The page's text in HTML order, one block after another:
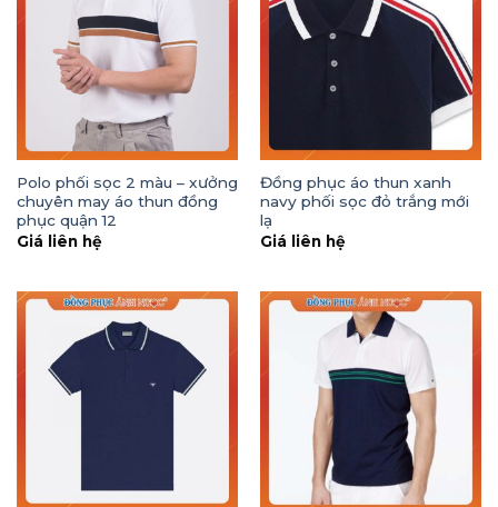
Polo phối sọc 2 màu – xưởng
chuyên may áo thun đồng
phục quận 12
Giá liên hệ
Đồng phục áo thun xanh
navy phối sọc đỏ trắng mới
lạ
Giá liên hệ